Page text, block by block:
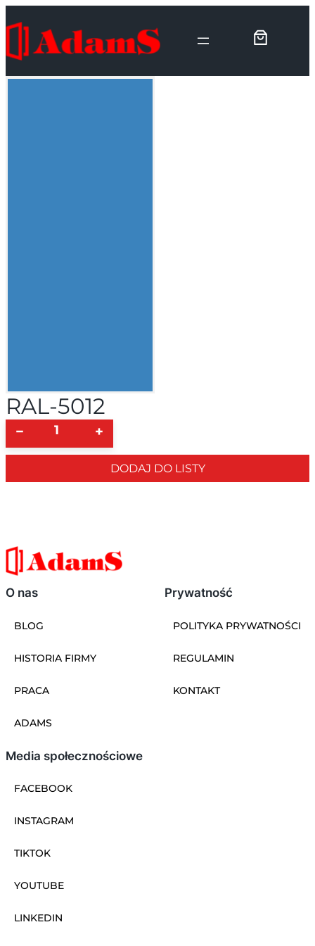
RAL-5012
− +
DODAJ DO LISTY
O nas
BLOG
HISTORIA FIRMY
PRACA
ADAMS
Prywatność
POLITYKA PRYWATNOŚCI
REGULAMIN
KONTAKT
Media społecznościowe
FACEBOOK
INSTAGRAM
TIKTOK
YOUTUBE
LINKEDIN